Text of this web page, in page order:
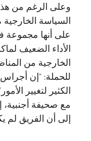
وعلى الرغم من
السياسة
على أنها مجموعة
الأداء الضعيف
الخارجية من
للحملة: “إن
الكثير لتغيير
مع صحيفة أجنبية،
إلى أن الفريق لم